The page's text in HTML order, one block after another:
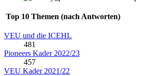
Top 10 Themen (nach Antworten)
VEU und die ICEHL
481
Pioneers Kader 2022/23
457
VEU Kader 2021/22